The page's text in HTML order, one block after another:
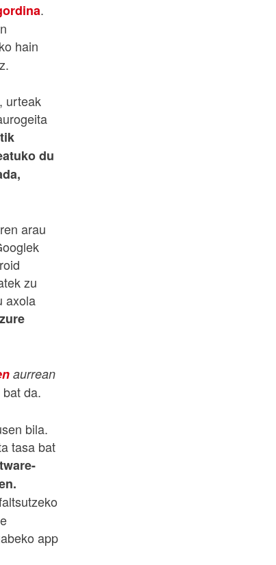
.
hain
urteak
du
arau
zu
axola
aurrean
da.
bila.
tasa bat
app